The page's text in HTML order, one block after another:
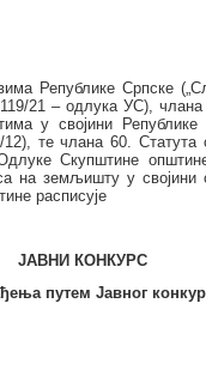
Републике Српске
21 – одлука УС),
у својини
12), те члана 60.
Скупштине
на земљишту у
расписује
ЈАВНИ КОНКУРС
путем Јавног